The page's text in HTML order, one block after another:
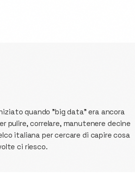
quando "big data" era ancora
pulire, correlare, manutenere decine
italiana per cercare di capire cosa
ci riesco.